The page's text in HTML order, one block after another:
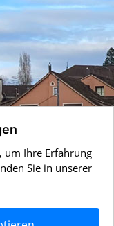
um Ihre Erfahrung
Sie in unserer